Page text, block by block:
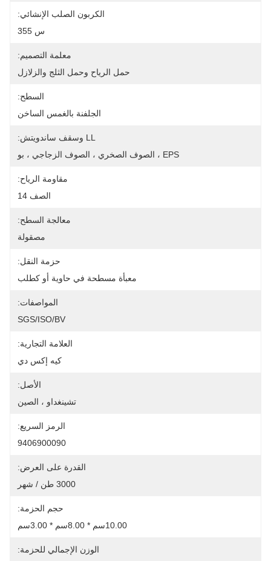
الكربون الصلب الإنشائي:
س 355
معلمة التصميم:
حمل الرياح وحمل الثلج والزلازل
السطح:
الجلفنة بالغمس الساخن
LL وسقف ساندويتش:
EPS ، الصوف الصخري ، الصوف الزجاجي ، بو
مقاومة الرياح:
الصف 14
معالجة السطح:
مصقولة
حزمة النقل:
معبأة مسطحة في حاوية أو كطلب
المواصفات:
SGS/ISO/BV
العلامة التجارية:
كيه إكس دي
الأصل:
تشينغداو ، الصين
الرمز السريع:
9406900090
القدرة على العرض:
3000 طن / شهر
حجم الحزمة:
10.00سم * 8.00سم * 3.00سم
الوزن الإجمالي للحزمة: